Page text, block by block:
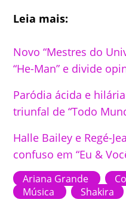
Leia mais:
Novo “Mestres do
“He-Man” e divide
Paródia ácida e
triunfal de “Todo
Halle Bailey e Regé-
confuso em “Eu &
Ariana Grande
Música
Shakira